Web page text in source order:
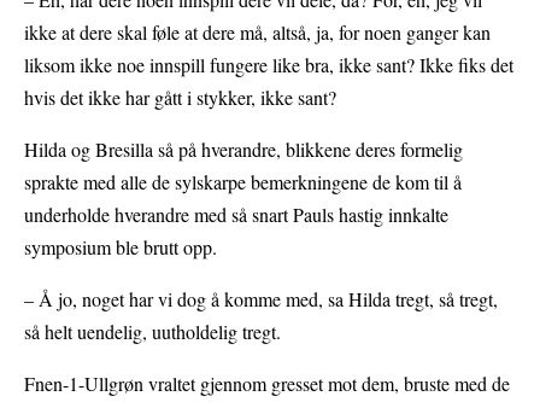
ikke at dere skal føle at dere må, altså, ja, for noen ganger kan
liksom ikke noe innspill fungere like bra, ikke sant? Ikke fiks det
hvis det ikke har gått i stykker, ikke sant?
Hilda og Bresilla så på hverandre, blikkene deres formelig
sprakte med alle de sylskarpe bemerkningene de kom til å
underholde hverandre med så snart Pauls hastig innkalte
symposium ble brutt opp.
– Å jo, noget har vi dog å komme med, sa Hilda tregt, så tregt,
så helt uendelig, uutholdelig tregt.
Fnen-1-Ullgrøn vraltet gjennom gresset mot dem, bruste med de